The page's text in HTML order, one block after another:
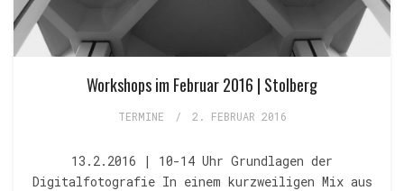
Workshops im Februar 2016 | Stolberg
TERMINE / 2. FEBRUAR 2016
13.2.2016 | 10-14 Uhr Grundlagen der
Digitalfotografie In einem kurzweiligen Mix aus